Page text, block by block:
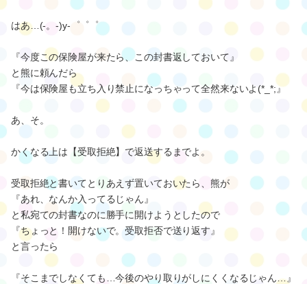
はあ…(-。-)y-゜゜゜
『今度この保険屋が来たら、この封書返しておいて』
と熊に頼んだら
『今は保険屋も立ち入り禁止になっちゃって全然来ないよ(*_*;』
あ、そ。
かくなる上は【受取拒絶】で返送するまでよ。
受取拒絶と書いてとりあえず置いておいたら、熊が
『あれ、なんか入ってるじゃん』
と私宛ての封書なのに勝手に開けようとしたので
『ちょっと！開けないで。受取拒否で送り返す』
と言ったら
『そこまでしなくても…今後のやり取りがしにくくなるじゃん…』